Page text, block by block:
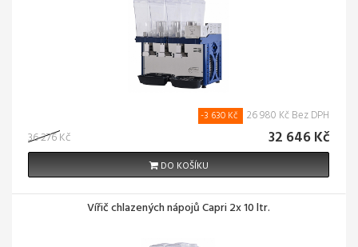
36 276 Kč
-3 630 Kč 26 980 Kč Bez DPH
32 646 Kč
DO KOŠÍKU
Vířič chlazených nápojů Capri 2x 10 ltr.